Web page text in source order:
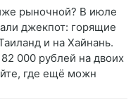
рыночной? В июле
джекпот: горящие
и на Хайнань.
000 рублей на двоих
где ещё можн